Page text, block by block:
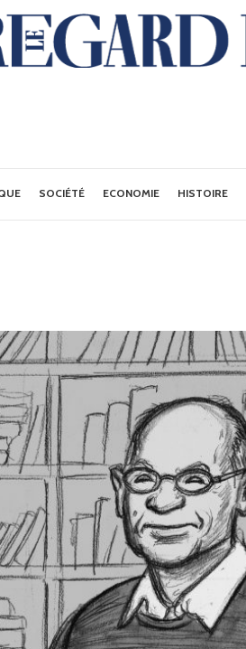
SOCIÉTÉ ECONOMIE HISTOIRE